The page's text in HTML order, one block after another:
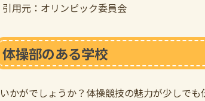
引用元：オリンピック委員会
体操部のある学校
いかがでしょうか？体操競技の魅力が少しでも